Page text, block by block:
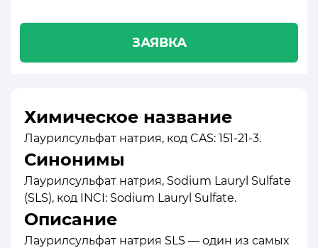
ЗАЯВКА
Химическое название
Лаурилсульфат натрия, код CAS: 151-21-3.
Синонимы
Лаурилсульфат натрия, Sodium Lauryl Sulfate
(SLS), код INCI: Sodium Lauryl Sulfate.
Описание
Лаурилсульфат натрия SLS — один из самых